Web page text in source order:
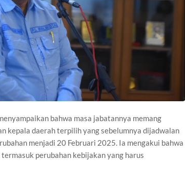
bahwa masa jabatannya memang
kepala daerah terpilih yang sebelumnya dijadwalan
menjadi 20 Februari 2025. Ia mengakui bahwa
perubahan kebijakan yang harus